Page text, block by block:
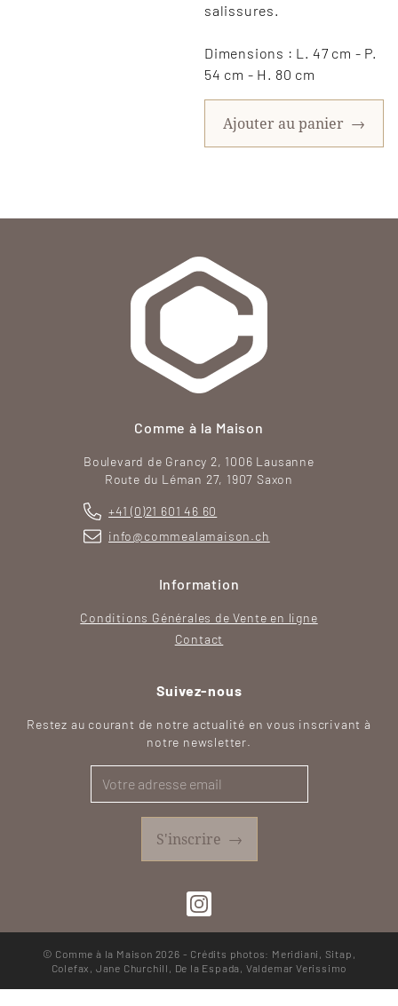
salissures.
Dimensions : L. 47 cm - P.
54 cm - H. 80 cm
Ajouter au panier →
Comme à la Maison
Boulevard de Grancy 2, 1006 Lausanne
Route du Léman 27, 1907 Saxon
+41 (0)21 601 46 60
info@commealamaison.ch
Information
Conditions Générales de Vente en ligne
Contact
Suivez-nous
Restez au courant de notre actualité en vous inscrivant à
notre newsletter.
S'inscrire →
SVG
© Comme à la Maison 2026 - Crédits photos: Meridiani, Sitap,
Colefax, Jane Churchill, De la Espada, Valdemar Verissimo